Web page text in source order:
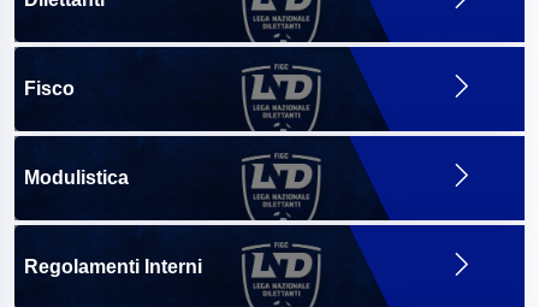
Fisco
Modulistica
Regolamenti Interni